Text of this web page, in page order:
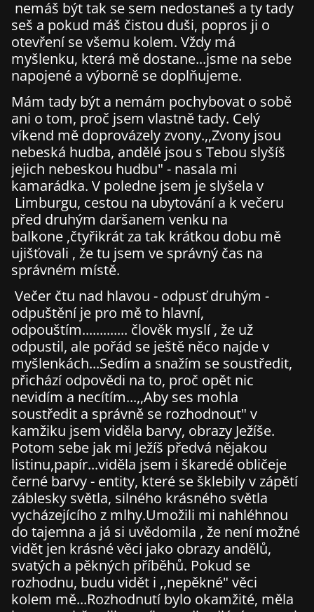
nemáš být tak se sem nedostaneš a ty tady
seš a pokud máš čistou duši, popros ji o
otevření se všemu kolem. Vždy má
myšlenku, která mě dostane...jsme na sebe
napojené a výborně se doplňujeme.
Mám tady být a nemám pochybovat o sobě
ani o tom, proč jsem vlastně tady. Celý
víkend mě doprovázely zvony.,,Zvony jsou
nebeská hudba, andělé jsou s Tebou slyšíš
jejich nebeskou hudbu" - nasala mi
kamarádka. V poledne jsem je slyšela v
Limburgu, cestou na ubytování a k večeru
před druhým daršanem venku na
balkone ,čtyřikrát za tak krátkou dobu mě
ujišťovali , že tu jsem ve správný čas na
správném místě.
Večer čtu nad hlavou - odpusť druhým -
odpuštění je pro mě to hlavní,
odpouštím............. člověk myslí , že už
odpustil, ale pořád se ještě něco najde v
myšlenkách...Sedím a snažím se soustředit,
přichází odpovědi na to, proč opět nic
nevidím a necítím...,,Aby ses mohla
soustředit a správně se rozhodnout" v
kamžiku jsem viděla barvy, obrazy Ježíše.
Potom sebe jak mi Ježíš předvá nějakou
listinu,papír...viděla jsem i škaredé obličeje
černé barvy - entity, které se šklebily v zápětí
záblesky světla, silného krásného světla
vycházejícího z mlhy.Umožili mi nahléhnou
do tajemna a já si uvědomila , že není možné
vidět jen krásné věci jako obrazy andělů,
svatých a pěkných příběhů. Pokud se
rozhodnu, budu vidět i ,,nepěkné" věci
kolem mě...Rozhodnutí bylo okamžité, měla